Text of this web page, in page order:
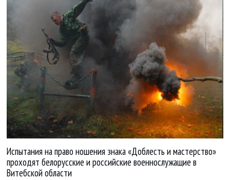
Испытания на право ношения знака «Доблесть и мастерство»
проходят белорусские и российские военнослужащие в
Витебской области